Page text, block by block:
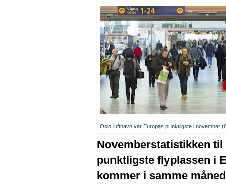
Oslo lufthavn var Europas punktligste i november
Novemberstatistikken
punktligste flyplassen i
kommer i samme